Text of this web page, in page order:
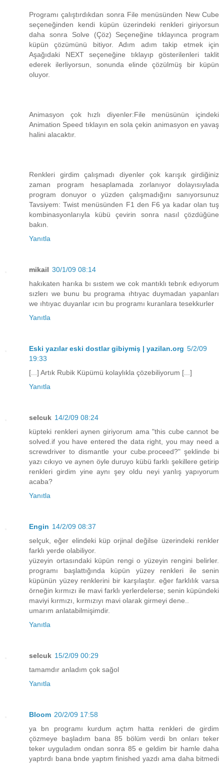
Programı çalıştırdıkdan sonra File menüsünden New Cube
seçeneğinden kendi küpün üzerindeki renkleri giriyorsun
daha sonra Solve (Çöz) Seçeneğine tıklayınca program
küpün çözümünü bitiyor. Adım adım takip etmek için
Aşağıdaki NEXT seçeneğine tıklayıp gösterilenleri taklit
ederek ilerliyorsun, sonunda elinde çözülmüş bir küpün
oluyor.
Animasyon çok hızlı diyenler:File menüsünün içindeki
Animation Speed tıklayın en sola çekin animasyon en yavaş
halini alacaktır.
Renkleri girdim çalışmadı diyenler çok karışık girdiğiniz
zaman program hesaplamada zorlanıyor dolayısıylada
program donuyor o yüzden çalışmadığını sanıyorsunuz
Tavsiyem: Twist menüsünden F1 den F6 ya kadar olan tuş
kombinasyonlarıyla kübü çevirin sonra nasıl çözdüğüne
bakın.
Yanıtla
mikail 30/1/09 08:14
hakıkaten harıka bı sıstem we cok mantıklı tebrık edıyorum
sızlerı we bunu bu programa ıhtıyac duymadan yapanları
we ıhtıyac duyanlar ıcın bu programı kuranlara tesekkurler
Yanıtla
Eski yazılar eski dostlar gibiymiş | yazilan.org 5/2/09
19:33
[...] Artık Rubik Küpümü kolaylıkla çözebiliyorum [...]
Yanıtla
selcuk 14/2/09 08:24
küpteki renkleri aynen giriyorum ama "this cube cannot be
solved.if you have entered the data right, you may need a
screwdriver to dismantle your cube.proceed?" şeklinde bi
yazı cıkıyo ve aynen öyle duruyo kübü farklı şekillere getirip
renkleri girdim yine aynı şey oldu neyi yanlış yapıyorum
acaba?
Yanıtla
Engin 14/2/09 08:37
selçuk, eğer elindeki küp orjinal değilse üzerindeki renkler
farklı yerde olabiliyor.
yüzeyin ortasındaki küpün rengi o yüzeyin rengini belirler.
programı başlattığında küpün yüzey renkleri ile senin
küpünün yüzey renklerini bir karşılaştır. eğer farklılık varsa
örneğin kırmızı ile mavi farklı yerlerdelerse; senin küpündeki
maviyi kırmızı, kırmızıyı mavi olarak girmeyi dene..
umarım anlatabilmişimdir.
Yanıtla
selcuk 15/2/09 00:29
tamamdır anladım çok sağol
Yanıtla
Bloom 20/2/09 17:58
ya bn programı kurdum açtım hatta renkleri de girdim
çözmeye başladım bana 85 bölüm verdi bn onları teker
teker uyguladım ondan sonra 85 e geldim bir hamle daha
yaptırdı bana bnde yaptım finished yazdı ama daha bitmedi